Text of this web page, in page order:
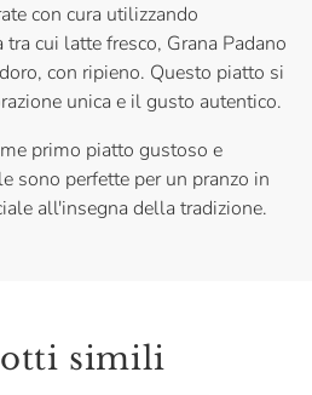
con cura utilizzando
cui latte fresco, Grana Padano
con ripieno. Questo piatto si
unica e il gusto autentico.
primo piatto gustoso e
sono perfette per un pranzo in
all'insegna della tradizione.
simili